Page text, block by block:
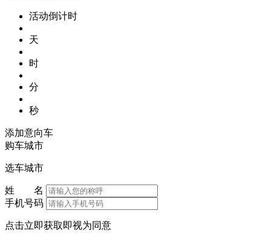
活动倒计时
天
时
分
秒
添加意向车
购车城市
选车城市
姓 名
手机号码
点击立即获取即视为同意